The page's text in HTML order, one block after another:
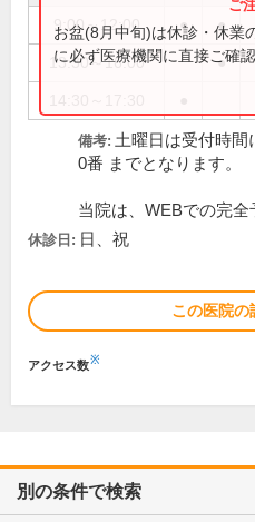
9:00～12:00 ● ●
13:30～16:00 ●
お盆(8月中旬)は休診・休業
に必ず医療機関に直接ご確認
備考: 土曜日は受付時間
0番 までとなります。
当院は、WEBでの完全
休診日: 日、祝
この医院の
アクセス数※
別の条件で検索